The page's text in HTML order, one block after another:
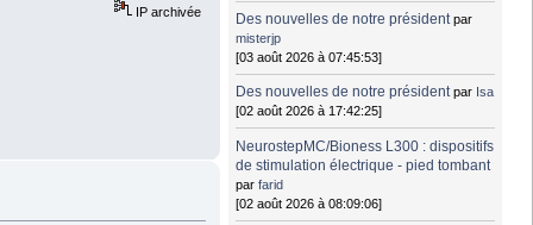
IP archivée Des nouvelles de notre président par
misterjp
[03 août 2026 à 07:45:53]
Des nouvelles de notre président par Isa
[02 août 2026 à 17:42:25]
NeurostepMC/Bioness L300 : dispositifs
de stimulation électrique - pied tombant
parfarid
[02 août 2026 à 08:09:06]